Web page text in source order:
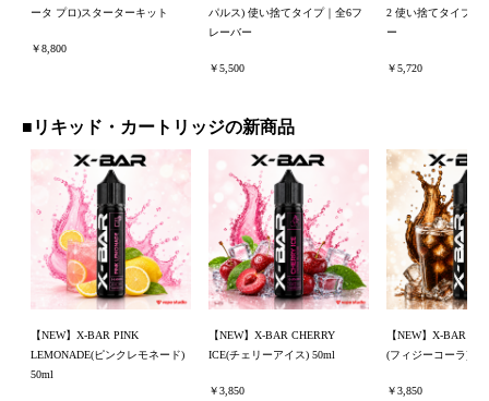
ータ プロ)スターターキット
￥8,800
パルス) 使い捨てタイプ｜全6フ
レーバー
￥5,500
2 使い捨てタイプ |
ー
￥5,720
■リキッド・カートリッジの新商品
【NEW】X-BAR PINK
LEMONADE(ピンクレモネード)
50ml
【NEW】X-BAR CHERRY
ICE(チェリーアイス) 50ml
￥3,850
【NEW】X-BAR
(フィジーコーラ)
￥3,850